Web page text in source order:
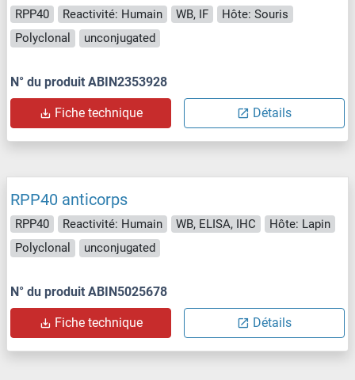
RPP40 Reactivité: Humain WB, IF
Hôte: Souris
Polyclonal
unconjugated
N° du produit ABIN2353928
Fiche technique Détails
RPP40 anticorps
RPP40 Reactivité: Humain WB, ELISA, IHC
Hôte: Lapin
Polyclonal
unconjugated
N° du produit ABIN5025678
Fiche technique Détails